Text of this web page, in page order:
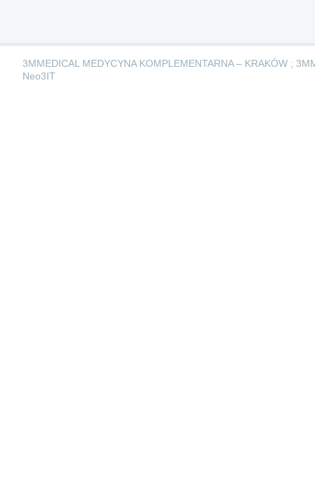
3MMEDICAL MEDYCYNA KOMPLEMENTARNA – KRAKÓW ;
Neo3IT